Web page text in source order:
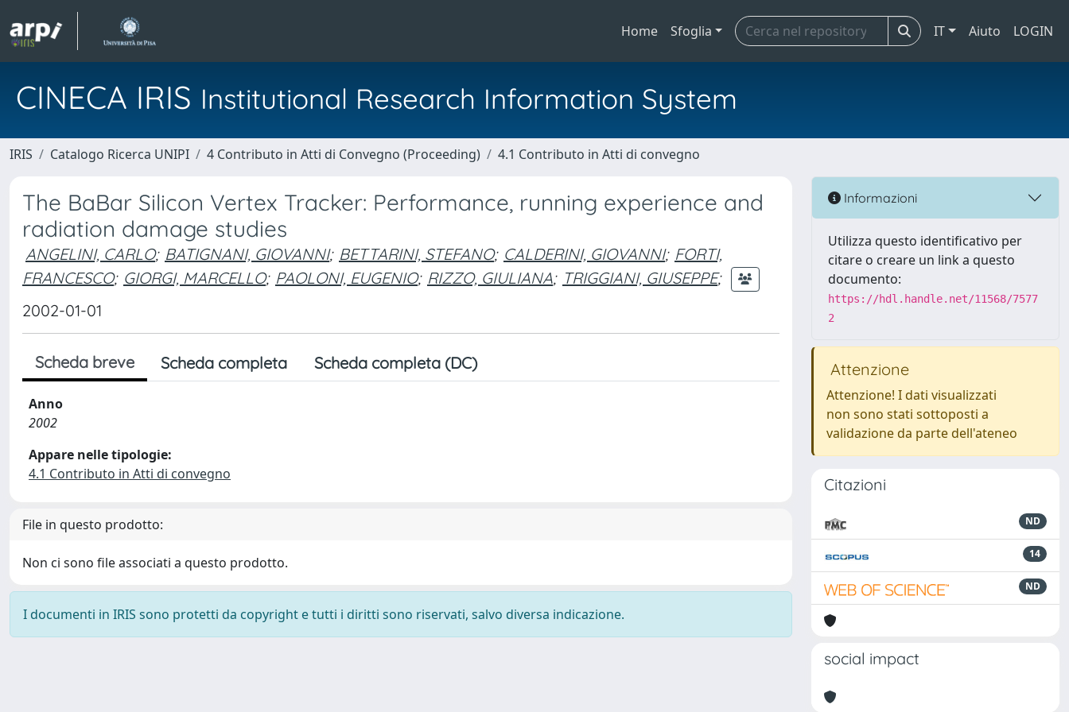
Home Sfoglia IT Aiuto LOGIN
CINECA IRIS Institutional Research Information System
IRIS Catalogo Ricerca UNIPI 4 Contributo in Atti di Convegno (Proceeding) 4.1 Contributo in Atti di convegno
The BaBar Silicon Vertex Tracker: Performance, running experience and
radiation damage studies
ANGELINI, CARLO; BATIGNANI, GIOVANNI; BETTARINI, STEFANO; CALDERINI, GIOVANNI; FORTI,
FRANCESCO; GIORGI, MARCELLO; PAOLONI, EUGENIO; RIZZO, GIULIANA; TRIGGIANI, GIUSEPPE;
2002-01-01
Scheda breve Scheda completa Scheda completa (DC)
Anno
2002
Appare nelle tipologie:
4.1 Contributo in Atti di convegno
File in questo prodotto:
Non ci sono file associati a questo prodotto.
I documenti in IRIS sono protetti da copyright e tutti i diritti sono riservati, salvo diversa indicazione.
Informazioni
Utilizza questo identificativo per
citare o creare un link a questo
documento:
https://hdl.handle.net/11568/7577
2
Attenzione
Attenzione! I dati visualizzati
non sono stati sottoposti a
validazione da parte dell'ateneo
Citazioni
ND
14
ND
social impact